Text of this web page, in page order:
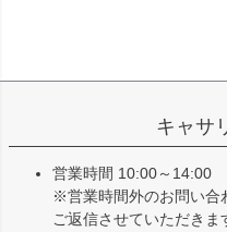
キャサ
営業時間 10:00～14:00
※営業時間外のお問い合
ご返信させていただきま